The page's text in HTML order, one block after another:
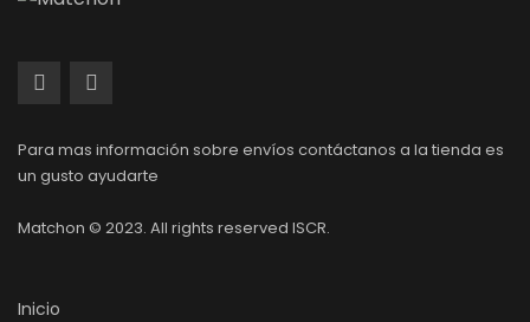
Para mas información sobre envíos contáctanos a la tienda es
un gusto ayudarte
Matchon © 2023. All rights reserved ISCR.
Inicio